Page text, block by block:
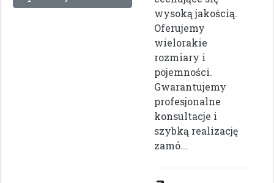
wysoką jakością.
Oferujemy
wielorakie
rozmiary i
pojemności.
Gwarantujemy
profesjonalne
konsultacje i
szybką realizację
zamó...